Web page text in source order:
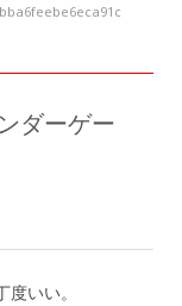
ダーゲー
いい。